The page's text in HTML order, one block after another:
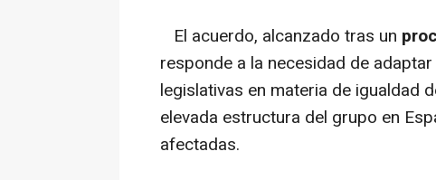
El acuerdo, alcanzado tras un
responde a la necesidad de
legislativas en materia de igualdad
elevada estructura del grupo en
afectadas.